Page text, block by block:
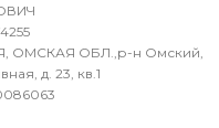
ДЛЯ
ПЛОЩАДЬЮ
ОМСКАЯ ОБЛ.,р-н Омский,
д. 23, кв.1